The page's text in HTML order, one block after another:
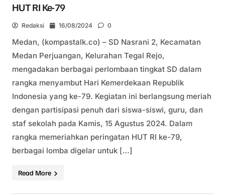
HUT RI Ke-79
Redaksi 16/08/2024 0
Medan, (kompastalk.co) – SD Nasrani 2, Kecamatan
Medan Perjuangan, Kelurahan Tegal Rejo,
mengadakan berbagai perlombaan tingkat SD dalam
rangka menyambut Hari Kemerdekaan Republik
Indonesia yang ke-79. Kegiatan ini berlangsung meriah
dengan partisipasi penuh dari siswa-siswi, guru, dan
staf sekolah pada Kamis, 15 Agustus 2024. Dalam
rangka memeriahkan peringatan HUT RI ke-79,
berbagai lomba digelar untuk […]
Read More